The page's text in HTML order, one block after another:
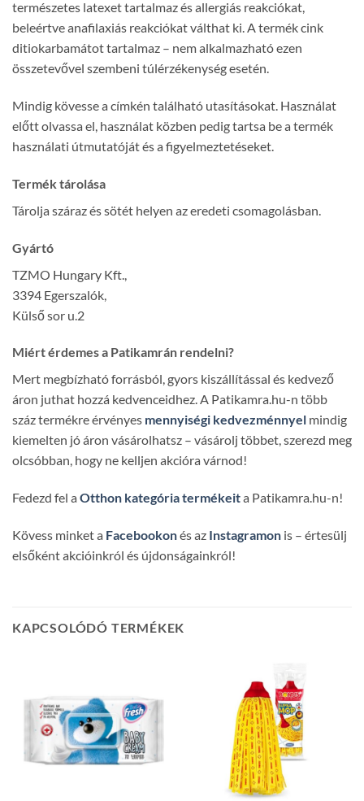
természetes latexet tartalmaz és allergiás reakciókat,
beleértve anafilaxiás reakciókat válthat ki. A termék cink
ditiokarbamátot tartalmaz – nem alkalmazható ezen
összetevővel szembeni túlérzékenység esetén.
Mindig kövesse a címkén található utasításokat. Használat
előtt olvassa el, használat közben pedig tartsa be a termék
használati útmutatóját és a figyelmeztetéseket.
Termék tárolása
Tárolja száraz és sötét helyen az eredeti csomagolásban.
Gyártó
TZMO Hungary Kft.,
3394 Egerszalók,
Külső sor u.2
Miért érdemes a Patikamrán rendelni?
Mert megbízható forrásból, gyors kiszállítással és kedvező
áron juthat hozzá kedvenceidhez. A Patikamra.hu-n több
száz termékre érvényes mennyiségi kedvezménnyel mindig
kiemelten jó áron vásárolhatsz – vásárolj többet, szerezd meg
olcsóbban, hogy ne kelljen akcióra várnod!
Fedezd fel a Otthon kategória termékeita Patikamra.hu-n!
Kövess minket a Facebookonés az Instagramon is – értesülj
elsőként akcióinkról és újdonságainkról!
KAPCSOLÓDÓ TERMÉKEK